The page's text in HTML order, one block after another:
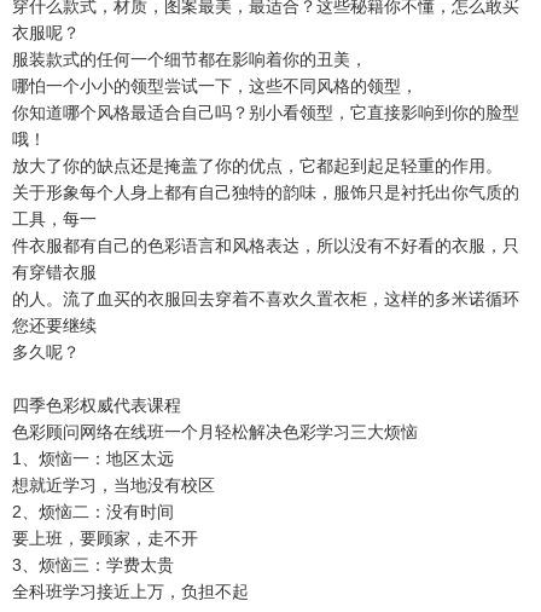
穿什么款式，材质，图案最美，最适合？这些秘籍你不懂，怎么敢买
衣服呢？
服装款式的任何一个细节都在影响着你的丑美，
哪怕一个小小的领型尝试一下，这些不同风格的领型，
你知道哪个风格最适合自己吗？别小看领型，它直接影响到你的脸型
哦！
放大了你的缺点还是掩盖了你的优点，它都起到起足轻重的作用。
关于形象每个人身上都有自己独特的韵味，服饰只是衬托出你气质的
工具，每一
件衣服都有自己的色彩语言和风格表达，所以没有不好看的衣服，只
有穿错衣服
的人。流了血买的衣服回去穿着不喜欢久置衣柜，这样的多米诺循环
您还要继续
多久呢？
四季色彩权威代表课程
色彩顾问网络在线班一个月轻松解决色彩学习三大烦恼
1、烦恼一：地区太远
想就近学习，当地没有校区
2、烦恼二：没有时间
要上班，要顾家，走不开
3、烦恼三：学费太贵
全科班学习接近上万，负担不起